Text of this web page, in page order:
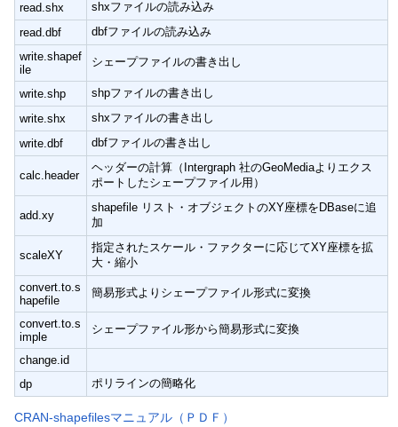
read.shx
shxファイルの読み込み
read.dbf
dbfファイルの読み込み
write.shapef
ile
シェープファイルの書き出し
write.shp
shpファイルの書き出し
write.shx
shxファイルの書き出し
write.dbf
dbfファイルの書き出し
calc.header
ヘッダーの計算（Intergraph 社のGeoMediaよりエクス
ポートしたシェープファイル用）
add.xy
shapefile リスト・オブジェクトのXY座標をDBaseに追
加
scaleXY
指定されたスケール・ファクターに応じてXY座標を拡
大・縮小
convert.to.s
hapefile
簡易形式よりシェープファイル形式に変換
convert.to.s
imple
シェープファイル形から簡易形式に変換
change.id
dp
ポリラインの簡略化
CRAN-shapefilesマニュアル（ＰＤＦ）